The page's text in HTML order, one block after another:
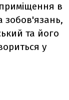
в
зобов'язань,
та його
у